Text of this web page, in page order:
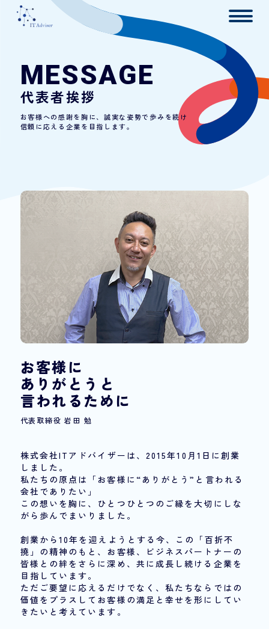
MESSAGE
代表者挨拶
お客様への感謝を胸に、誠実な姿勢で歩みを続け
信頼に応える企業を目指します。
お客様に
ありがとうと
言われるために
代表取締役 岩田 勉
株式会社ITアドバイザーは、2015年10月1日に創業
しました。
私たちの原点は「お客様に“ありがとう”と言われる
会社でありたい」
この想いを胸に、ひとつひとつのご縁を大切にしな
がら歩んでまいりました。
創業から10年を迎えようとする今、この「百折不
撓」の精神のもと、お客様、ビジネスパートナーの
皆様との絆をさらに深め、共に成長し続ける企業を
目指しています。
ただご要望に応えるだけでなく、私たちならではの
価値をプラスしてお客様の満足と幸せを形にしてい
きたいと考えています。